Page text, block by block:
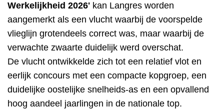
Werkelijkheid 2026' kan Langres worden
aangemerkt als een vlucht waarbij de voorspelde
vlieglijn grotendeels correct was, maar waarbij de
verwachte zwaarte duidelijk werd overschat.
De vlucht ontwikkelde zich tot een relatief vlot en
eerlijk concours met een compacte kopgroep, een
duidelijke oostelijke snelheids-as en een opvallend
hoog aandeel jaarlingen in de nationale top.